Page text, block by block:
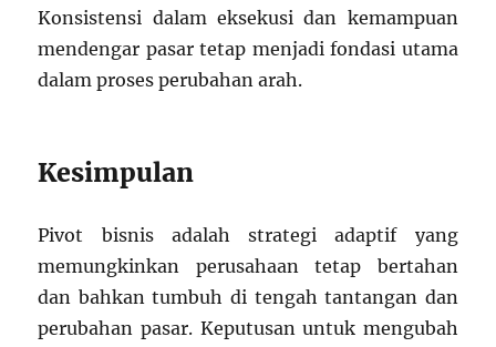
Konsistensi dalam eksekusi dan kemampuan
mendengar pasar tetap menjadi fondasi utama
dalam proses perubahan arah.
Kesimpulan
Pivot bisnis adalah strategi adaptif yang
memungkinkan perusahaan tetap bertahan
dan bahkan tumbuh di tengah tantangan dan
perubahan pasar. Keputusan untuk mengubah